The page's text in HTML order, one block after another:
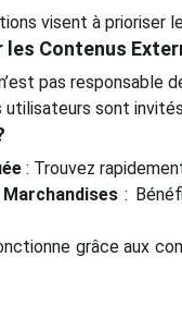
visent à prioriser
les Contenus
pas responsable
utilisateurs sont
: Trouvez
:
grâce aux